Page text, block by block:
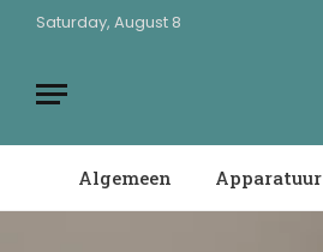
Saturday, August 8
Algemeen Apparatuur